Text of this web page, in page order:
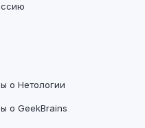
о Нетологии
о GeekBrains